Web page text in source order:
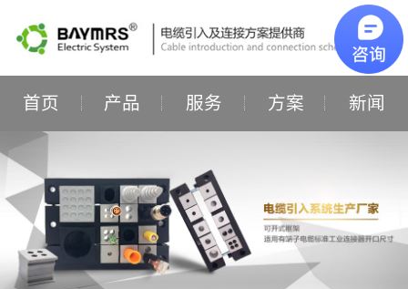
首页 产品 服务 方案 新闻